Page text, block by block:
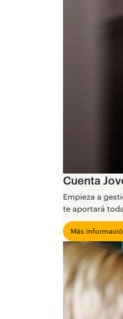
Cuenta
Empieza a
te aportará
Más